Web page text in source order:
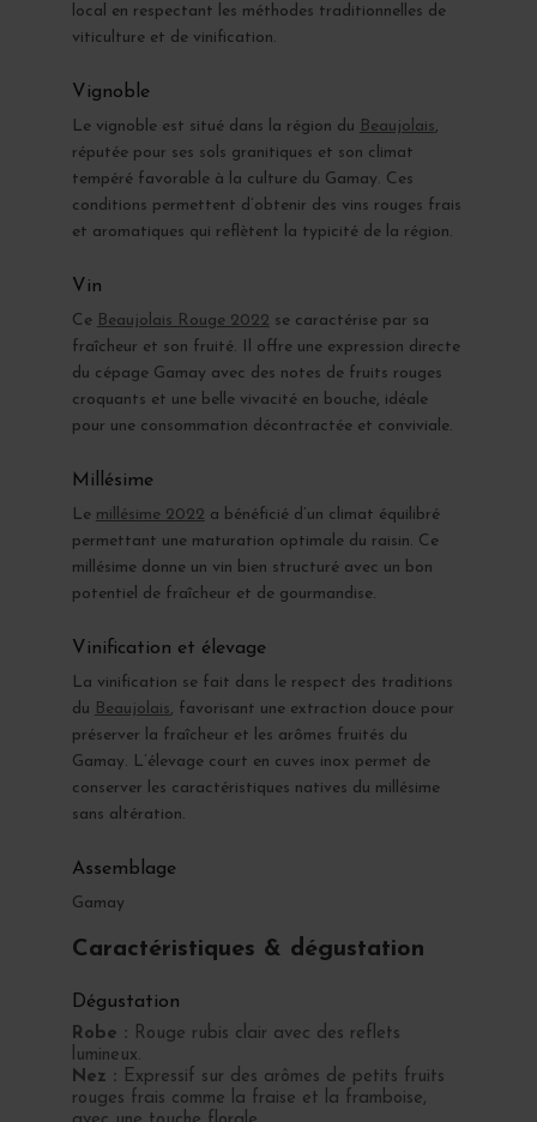
local en respectant les méthodes traditionnelles de
viticulture et de vinification.
Vignoble
Le vignoble est situé dans la région du Beaujolais,
réputée pour ses sols granitiques et son climat
tempéré favorable à la culture du Gamay. Ces
conditions permettent d’obtenir des vins rouges frais
et aromatiques qui reflètent la typicité de la région.
Vin
Ce Beaujolais Rouge 2022 se caractérise par sa
fraîcheur et son fruité. Il offre une expression directe
du cépage Gamay avec des notes de fruits rouges
croquants et une belle vivacité en bouche, idéale
pour une consommation décontractée et conviviale.
Millésime
Le millésime 2022 a bénéficié d’un climat équilibré
permettant une maturation optimale du raisin. Ce
millésime donne un vin bien structuré avec un bon
potentiel de fraîcheur et de gourmandise.
Vinification et élevage
La vinification se fait dans le respect des traditions
du Beaujolais, favorisant une extraction douce pour
préserver la fraîcheur et les arômes fruités du
Gamay. L’élevage court en cuves inox permet de
conserver les caractéristiques natives du millésime
sans altération.
Assemblage
Gamay
Caractéristiques & dégustation
Dégustation
Robe : Rouge rubis clair avec des reflets
lumineux.
Nez : Expressif sur des arômes de petits fruits
rouges frais comme la fraise et la framboise,